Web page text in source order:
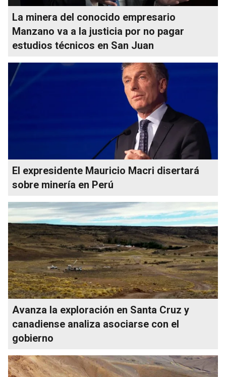
La minera del conocido empresario
Manzano va a la justicia por no pagar
estudios técnicos en San Juan
El expresidente Mauricio Macri disertará
sobre minería en Perú
Avanza la exploración en Santa Cruz y
canadiense analiza asociarse con el
gobierno